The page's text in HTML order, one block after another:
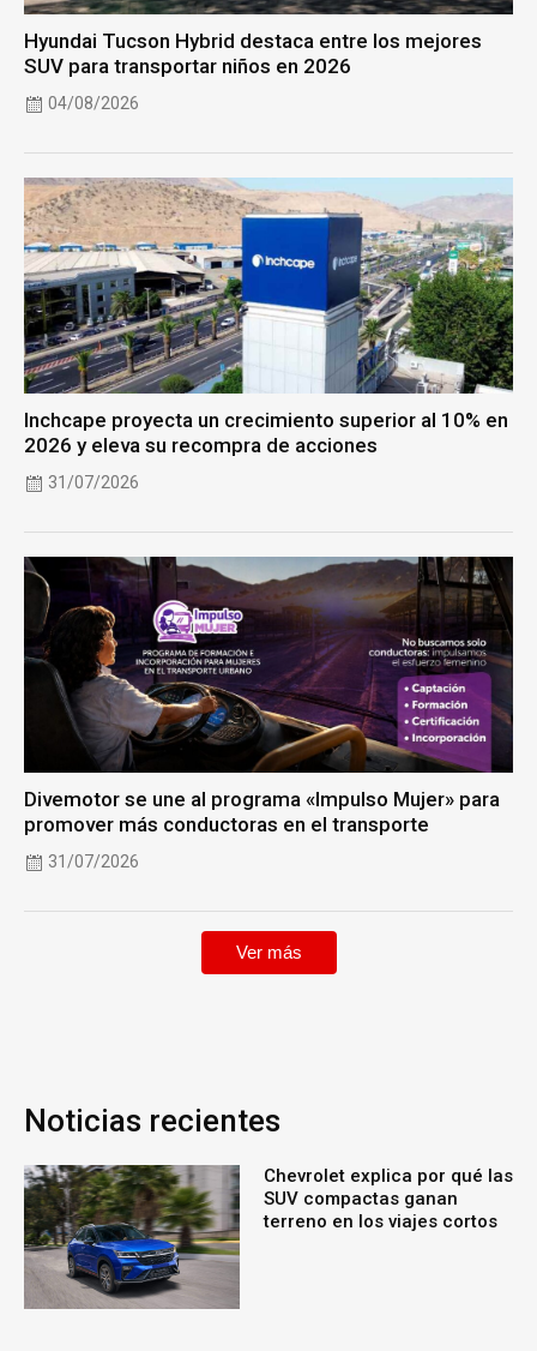
Hyundai Tucson Hybrid destaca entre los mejores
SUV para transportar niños en 2026
04/08/2026
Inchcape proyecta un crecimiento superior al 10% en
2026 y eleva su recompra de acciones
31/07/2026
Divemotor se une al programa «Impulso Mujer» para
promover más conductoras en el transporte
31/07/2026
Ver más
Noticias recientes
Chevrolet explica por qué las
SUV compactas ganan
terreno en los viajes cortos